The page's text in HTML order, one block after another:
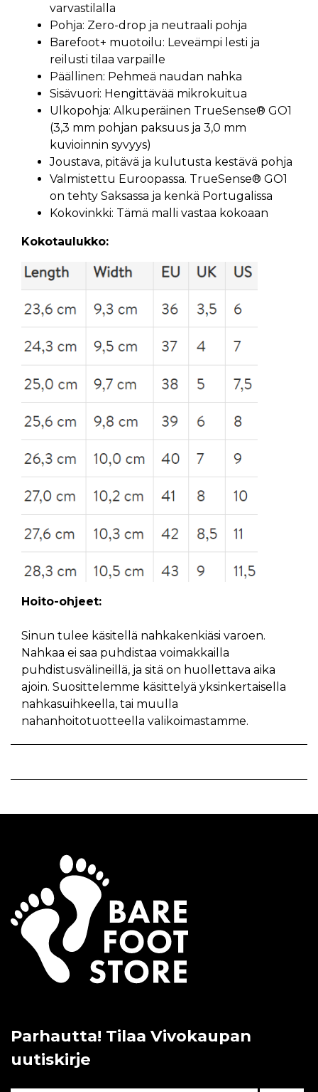
varvastilalla
Pohja: Zero-drop ja neutraali pohja
Barefoot+ muotoilu: Leveämpi lesti ja
reilusti tilaa varpaille
Päällinen: Pehmeä naudan nahka
Sisävuori: Hengittävää mikrokuitua
Ulkopohja: Alkuperäinen TrueSense® GO1
(3,3 mm pohjan paksuus ja 3,0 mm
kuvioinnin syvyys)
Joustava, pitävä ja kulutusta kestävä pohja
Valmistettu Euroopassa. TrueSense® GO1
on tehty Saksassa ja kenkä Portugalissa
Kokovinkki: Tämä malli vastaa kokoaan
Kokotaulukko:
Hoito-ohjeet:
Sinun tulee käsitellä nahkakenkiäsi varoen.
Nahkaa ei saa puhdistaa voimakkailla
puhdistusvälineillä, ja sitä on huollettava aika
ajoin. Suosittelemme käsittelyä yksinkertaisella
nahkasuihkeella, tai muulla
nahanhoitotuotteella valikoimastamme.
Parhautta! Tilaa Vivokaupan
uutiskirje